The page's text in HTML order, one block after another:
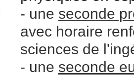
- une seconde
avec horaire
sciences de
- une seconde